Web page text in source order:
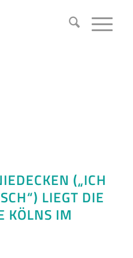
(„ICH
LIEGT DIE
KÖLNS IM